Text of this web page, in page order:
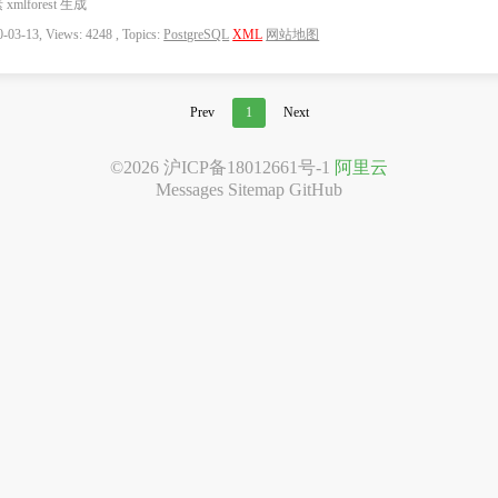
xmlforest 生成
03-13, Views: 4248 , Topics:PostgreSQL XML 网站地图
Prev 1 Next
©2026 沪ICP备18012661号-1 阿里云
Messages Sitemap GitHub